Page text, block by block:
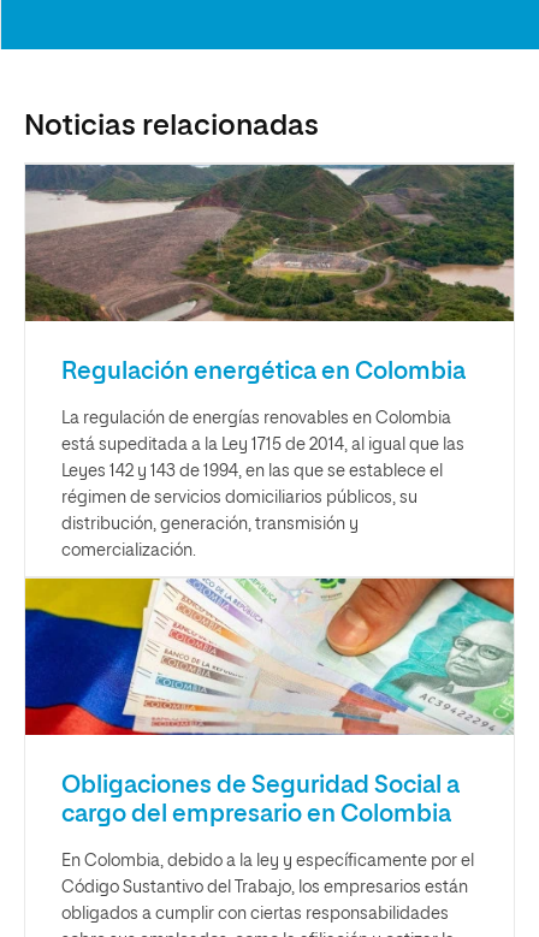
Noticias relacionadas
Regulación energética en Colombia
La regulación de energías renovables en Colombia
está supeditada a la Ley 1715 de 2014, al igual que las
Leyes 142 y 143 de 1994, en las que se establece el
régimen de servicios domiciliarios públicos, su
distribución, generación, transmisión y
comercialización.
Obligaciones de Seguridad Social a
cargo del empresario en Colombia
En Colombia, debido a la ley y específicamente por el
Código Sustantivo del Trabajo, los empresarios están
obligados a cumplir con ciertas responsabilidades